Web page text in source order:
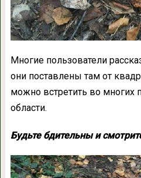
Многие пользователи
они поставлены там от
можно встретить во многих
области.
Будьте бдительны и